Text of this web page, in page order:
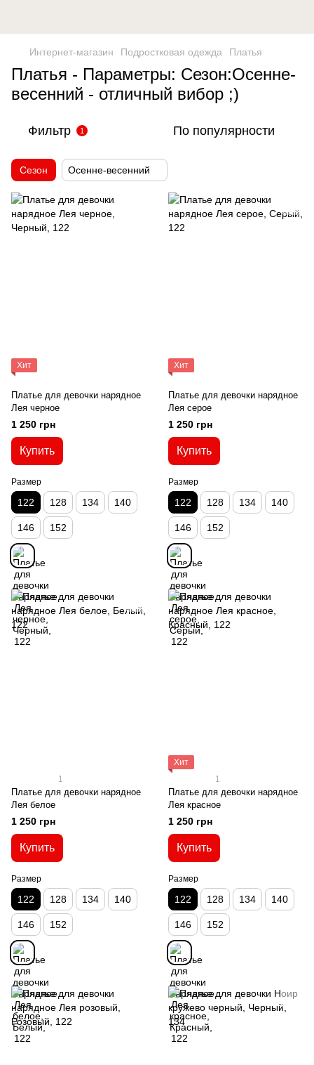
Интернет-магазин Подростковая одежда Платья
Платья - Параметры: Сезон:Осенне-
весенний - отличный вибор ;)
Фильтр 1 По популярности
Сезон Осенне-весенний
Хит
Платье для девочки нарядное
Лея черное
1 250 грн
Купить
Размер
122 128 134 140
146 152
Хит
Платье для девочки нарядное
Лея серое
1 250 грн
Купить
Размер
122 128 134 140
146 152
1
Платье для девочки нарядное
Лея белое
1 250 грн
Купить
Размер
122 128 134 140
146 152
Хит
1
Платье для девочки нарядное
Лея красное
1 250 грн
Купить
Размер
122 128 134 140
146 152